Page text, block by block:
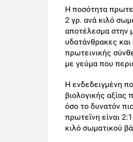
Η ποσότητα
2 γρ. ανά κιλό
αποτέλεσμα στην
υδατάνθρακες
πρωτεινικής
με γεύμα που
Η ενδεδειγμένη
βιολογικής
όσο το δυνατόν
πρωτεΐνη είναι
κιλό σωματικού